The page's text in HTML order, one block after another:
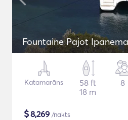
Fountaine Pajot
Katamarāns
58 ft
18 m
8
$8,269 /nakts